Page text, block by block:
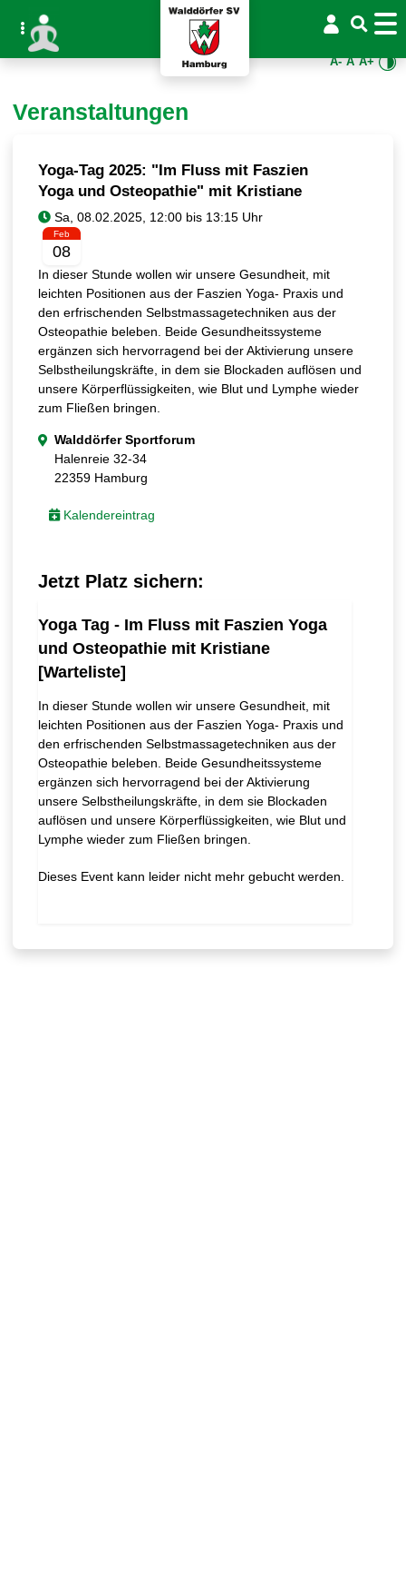
A- A A+
Veranstaltungen
Yoga-Tag 2025: "Im Fluss mit Faszien
Yoga und Osteopathie" mit Kristiane
Feb
08
In dieser Stunde wollen wir unsere Gesundheit, mit
leichten Positionen aus der Faszien Yoga- Praxis und
den erfrischenden Selbstmassagetechniken aus der
Osteopathie beleben. Beide Gesundheitssysteme
ergänzen sich hervorragend bei der Aktivierung unsere
Selbstheilungskräfte, in dem sie Blockaden auflösen und
unsere Körperflüssigkeiten, wie Blut und Lymphe wieder
zum Fließen bringen.
Walddörfer Sportforum
Halenreie 32-34
22359 Hamburg
Kalendereintrag
Jetzt Platz sichern:
Yoga Tag - Im Fluss mit Faszien Yoga
und Osteopathie mit Kristiane
[Warteliste]
In dieser Stunde wollen wir unsere Gesundheit, mit
leichten Positionen aus der Faszien Yoga- Praxis und
den erfrischenden Selbstmassagetechniken aus der
Osteopathie beleben. Beide Gesundheitssysteme
ergänzen sich hervorragend bei der Aktivierung
unsere Selbstheilungskräfte, in dem sie Blockaden
auflösen und unsere Körperflüssigkeiten, wie Blut und
Lymphe wieder zum Fließen bringen.
Dieses Event kann leider nicht mehr gebucht werden.